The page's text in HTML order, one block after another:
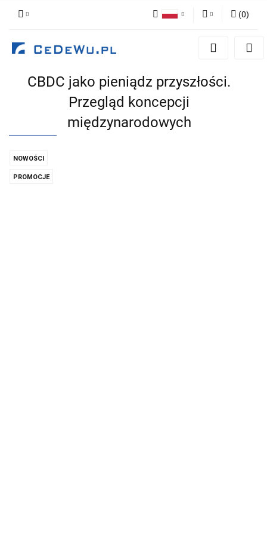
Zaloguj się
Dodaj zgłoszenie
Zgody cookies
(0)
CBDC jako pieniądz przyszłości.
Przegląd koncepcji
międzynarodowych
NOWOŚCI
PROMOCJE